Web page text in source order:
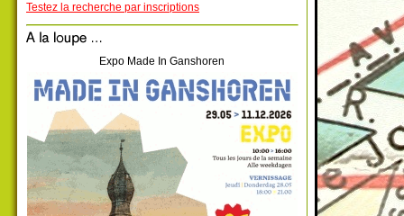
Testez la recherche par inscriptions
Expo Made In Ganshoren